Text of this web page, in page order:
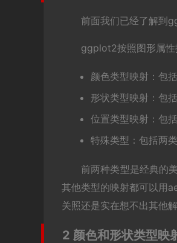
前面我们已经了解到
ggplot2按照图形属性
颜色类型映射：包
形状类型映射：包
位置类型映射：包
特殊类型：包括两
前两种类型是经典的
其他类型的映射都可以用
关照还是实在想不出其他解
2 颜色和形状类型映